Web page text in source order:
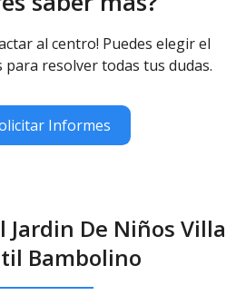
al centro! Puedes elegir el
para resolver todas tus dudas.
Informes
Jardin De Niños Villa
Bambolino